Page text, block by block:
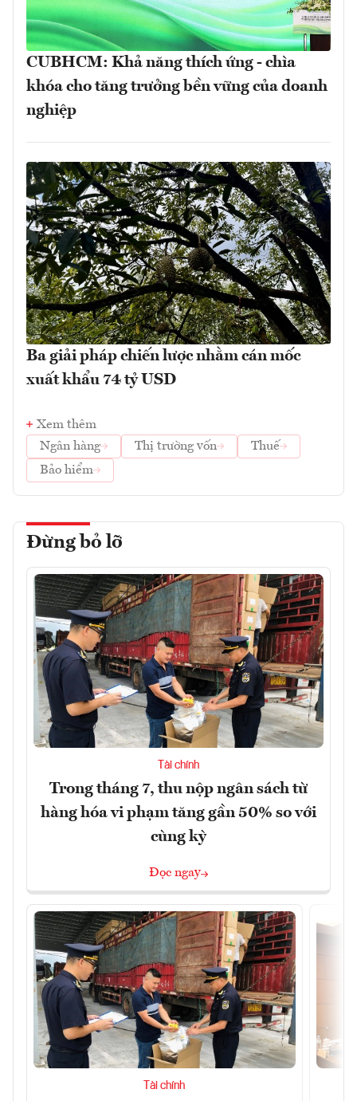
CUBHCM: Khả năng thích ứng - chìa
khóa cho tăng trưởng bền vững của doanh
nghiệp
Ba giải pháp chiến lược nhằm cán mốc
xuất khẩu 74 tỷ USD
Xem thêm
Ngân hàng
Thị trường vốn
Thuế
Bảo hiểm
Đừng bỏ lỡ
Tài chính
Trong tháng 7, thu nộp ngân sách từ
hàng hóa vi phạm tăng gần 50% so với
cùng kỳ
Đọc ngay
Tài chính